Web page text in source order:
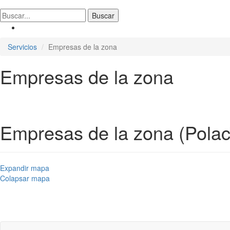
Servicios Empresas de la zona
Empresas de la zona
Empresas de la zona
Expandir mapa
Colapsar mapa